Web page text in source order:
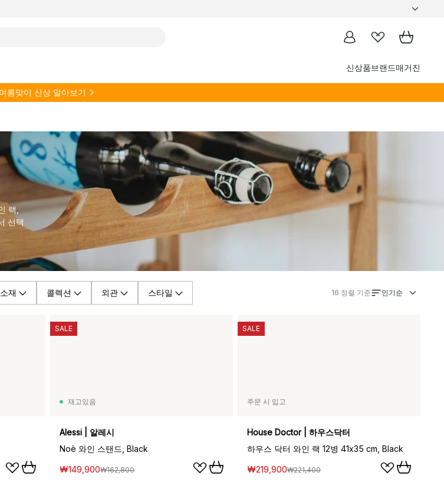
신상품브랜드매거진
여름맞이 신상 알아보기
랙,
선택
소재 콜렉션 외관 스타일 16 정렬 기준 인기순
재고있음
Alessi | 알레시
Noè 와인 스탠드, Black
₩149,900₩162,800
SALE
주문 시 입고
House Doctor | 하우스닥터
하우스 닥터 와인 랙 12병 41x35 cm, Black
₩219,900₩221,400
SALE